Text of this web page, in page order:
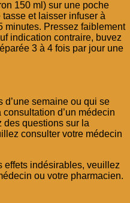
150 ml) sur une poche
et laisser infuser à
minutes. Pressez faiblement
indication contraire, buvez
3 à 4 fois par jour une
d’une semaine ou qui se
d’un médecin
des questions sur la
consulter votre médecin
effets indésirables, veuillez
ou votre pharmacien.